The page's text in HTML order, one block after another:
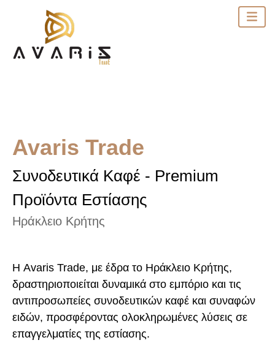
Avaris Trade
Συνοδευτικά Καφέ - Premium
Προϊόντα Εστίασης
Ηράκλειο Κρήτης
Η Avaris Trade, με έδρα το Ηράκλειο Κρήτης,
δραστηριοποιείται δυναμικά στο εμπόριο και τις
αντιπροσωπείες συνοδευτικών καφέ και συναφών
ειδών, προσφέροντας ολοκληρωμένες λύσεις σε
επαγγελματίες της εστίασης.